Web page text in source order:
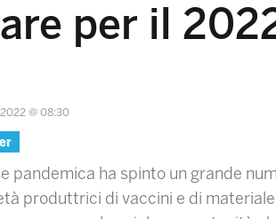
per il
@ 08:30
pandemica ha spinto un grande
produttrici di vaccini e di